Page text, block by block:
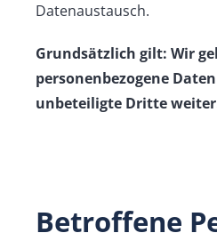
Datenaustausch.
Grundsätzlich gilt: Wir
personenbezogene
unbeteiligte Dritte
Betroffene